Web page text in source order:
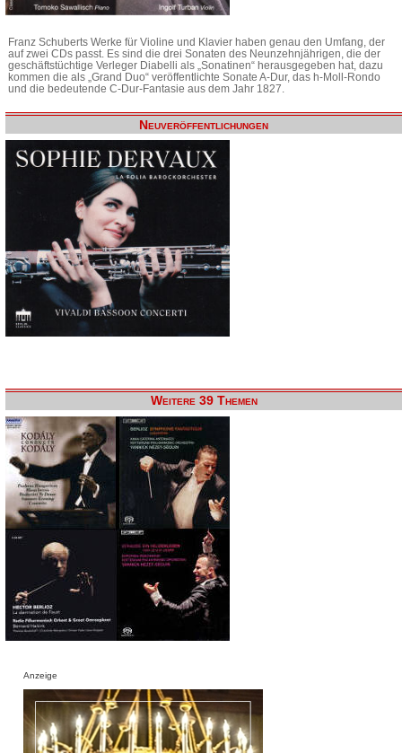
Franz Schuberts Werke für Violine und Klavier haben genau den Umfang, der
auf zwei CDs passt. Es sind die drei Sonaten des Neunzehnjährigen, die der
geschäftstüchtige Verleger Diabelli als „Sonatinen“ herausgegeben hat, dazu
kommen die als „Grand Duo“ veröffentlichte Sonate A-Dur, das h-Moll-Rondo
und die bedeutende C-Dur-Fantasie aus dem Jahr 1827.
Neuveröffentlichungen
Weitere 39 Themen
Anzeige